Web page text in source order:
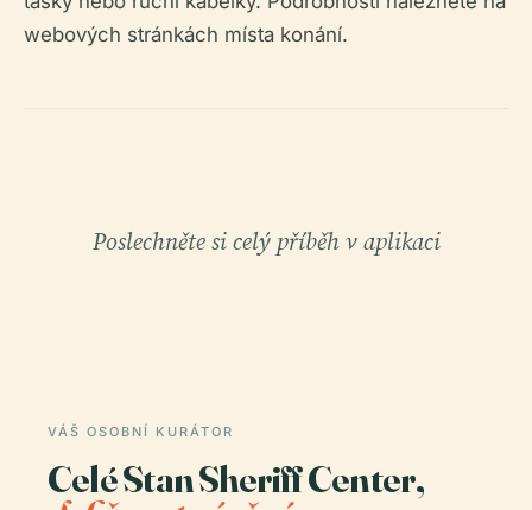
webových stránkách místa konání.
Poslechněte si celý příběh v aplikaci
VÁŠ OSOBNÍ KURÁTOR
Celé Stan Sheriff Center,